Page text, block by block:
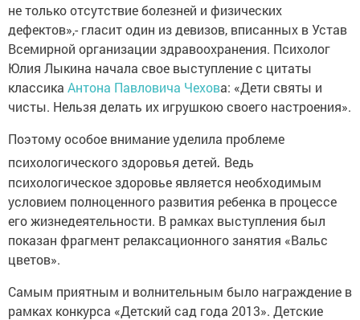
не только отсутствие болезней и физических
дефектов»,- гласит один из девизов, вписанных в Устав
Всемирной организации здравоохранения. Психолог
Юлия Лыкина начала свое выступление с цитаты
классика Антона Павловича Чехова: «Дети святы и
чисты. Нельзя делать их игрушкою своего настроения».
Поэтому особое внимание уделила проблеме
психологического здоровья детей. Ведь
психологическое здоровье является необходимым
условием полноценного развития ребенка в процессе
его жизнедеятельности. В рамках выступления был
показан фрагмент релаксационного занятия «Вальс
цветов».
Самым приятным и волнительным было награждение в
рамках конкурса «Детский сад года 2013». Детские